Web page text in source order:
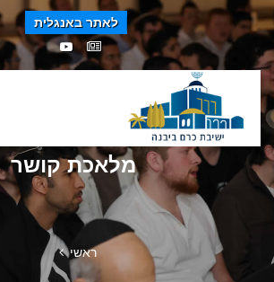
לאתר באנגלית
מלאכת קושר
ראשי